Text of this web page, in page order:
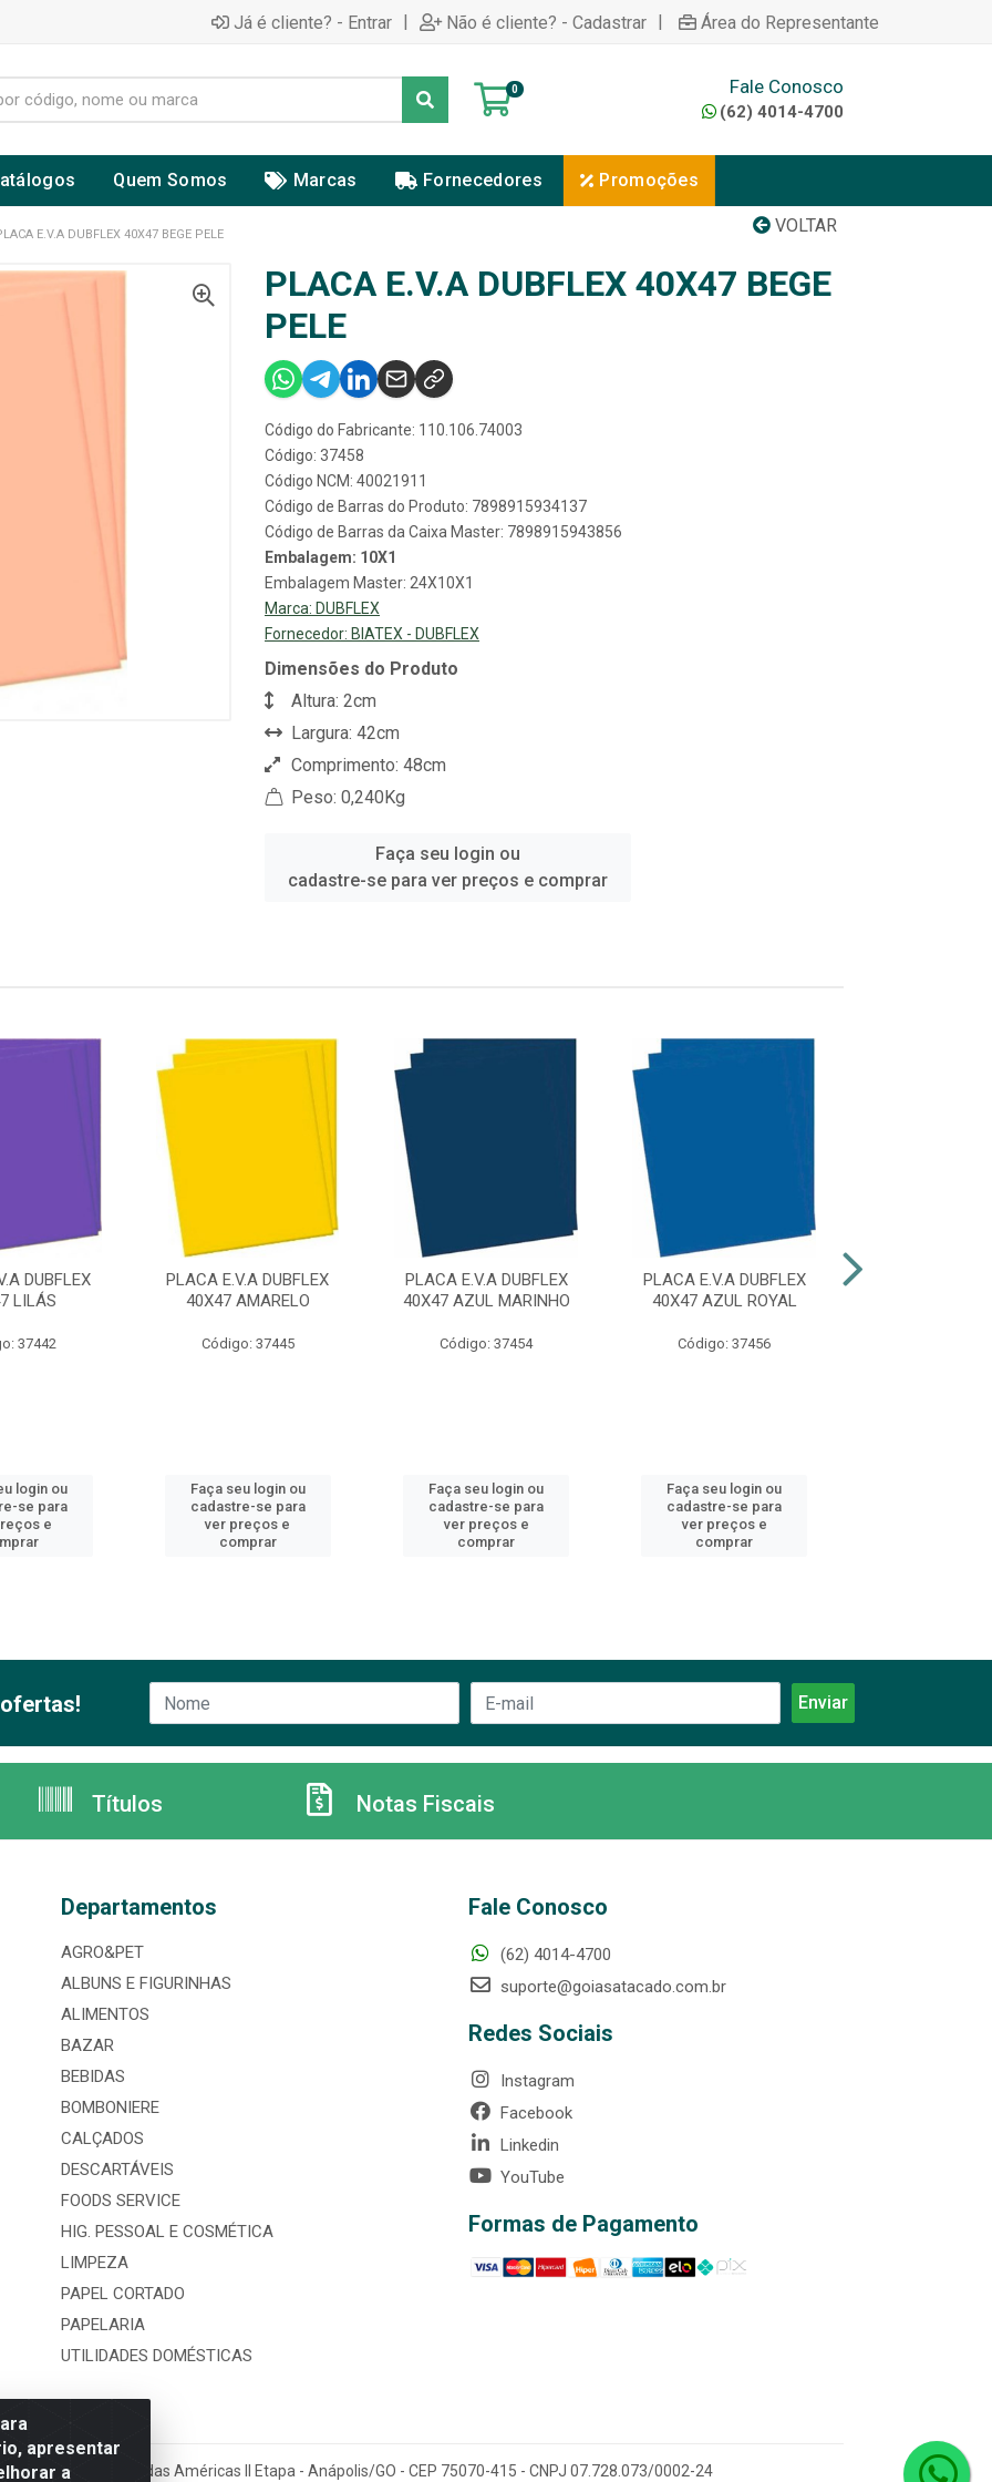
Já é cliente? - Entrar | Não é cliente? - Cadastrar | Área do Representante
0 Fale Conosco
(62) 4014-4700
Quem Somos Marcas Fornecedores Promoções
VOLTAR
E.V.A DUBFLEX 40X47 BEGE PELE
PLACA E.V.A DUBFLEX 40X47 BEGE
PELE
Código do Fabricante: 110.106.74003
Código: 37458
Código NCM: 40021911
Código de Barras do Produto: 7898915934137
Código de Barras da Caixa Master: 7898915943856
Embalagem: 10X1
Embalagem Master: 24X10X1
Marca: DUBFLEX
Fornecedor: BIATEX - DUBFLEX
Dimensões do Produto
Altura: 2cm
Largura: 42cm
Comprimento: 48cm
Peso: 0,240Kg
Faça seu login ou
cadastre-se para ver preços e comprar
DUBFLEX
LILÁS
37442
login ou
se para
e
PLACA E.V.A DUBFLEX
40X47 AMARELO
Código: 37445
Faça seu login ou
cadastre-se para
ver preços e
comprar
PLACA E.V.A DUBFLEX
40X47 AZUL MARINHO
Código: 37454
Faça seu login ou
cadastre-se para
ver preços e
comprar
PLACA E.V.A DUBFLEX
40X47 AZUL ROYAL
Código: 37456
Faça seu login ou
cadastre-se para
ver preços e
comprar
apresentar
a
Títulos Notas Fiscais
Departamentos
AGRO&PET
ALBUNS E FIGURINHAS
ALIMENTOS
BAZAR
BEBIDAS
BOMBONIERE
CALÇADOS
DESCARTÁVEIS
FOODS SERVICE
HIG. PESSOAL E COSMÉTICA
LIMPEZA
PAPEL CORTADO
PAPELARIA
UTILIDADES DOMÉSTICAS
Fale Conosco
(62) 4014-4700
suporte@goiasatacado.com.br
Redes Sociais
Instagram
Facebook
Linkedin
YouTube
Formas de Pagamento
nº 3860, Jardim das Américas II Etapa - Anápolis/GO - CEP 75070-415 - CNPJ 07.728.073/0002-24